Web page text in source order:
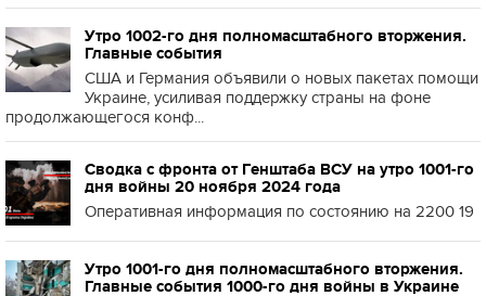
Утро 1002-го дня полномасштабного вторжения.
Главные события
США и Германия объявили о новых пакетах помощи
Украине, усиливая поддержку страны на фоне
продолжающегося конф...
Сводка с фронта от Генштаба ВСУ на утро 1001-го
дня войны 20 ноября 2024 года
Оперативная информация по состоянию на 2200 19
Утро 1001-го дня полномасштабного вторжения.
Главные события 1000-го дня войны в Украине